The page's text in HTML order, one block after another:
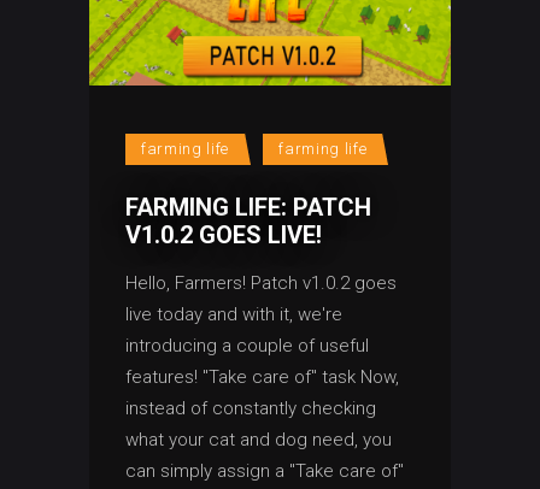
farming life farming life
FARMING LIFE: PATCH
V1.0.2 GOES LIVE!
Hello, Farmers! Patch v1.0.2 goes
live today and with it, we're
introducing a couple of useful
features! "Take care of" task Now,
instead of constantly checking
what your cat and dog need, you
can simply assign a "Take care of"